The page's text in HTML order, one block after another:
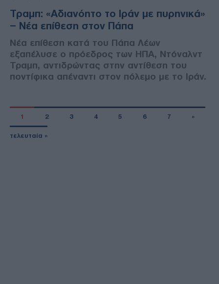
Τραμπ: «Αδιανόητο το Ιράν με πυρηνικά»
– Νέα επίθεση στον Πάπα
Νέα επίθεση κατά του Πάπα Λέων
εξαπέλυσε ο πρόεδρος των ΗΠΑ, Ντόναλντ
Τραμπ, αντιδρώντας στην αντίθεση του
ποντίφικα απέναντι στον πόλεμο με το Ιράν.
1 2 3 4 5 6 7 »
τελευταία »